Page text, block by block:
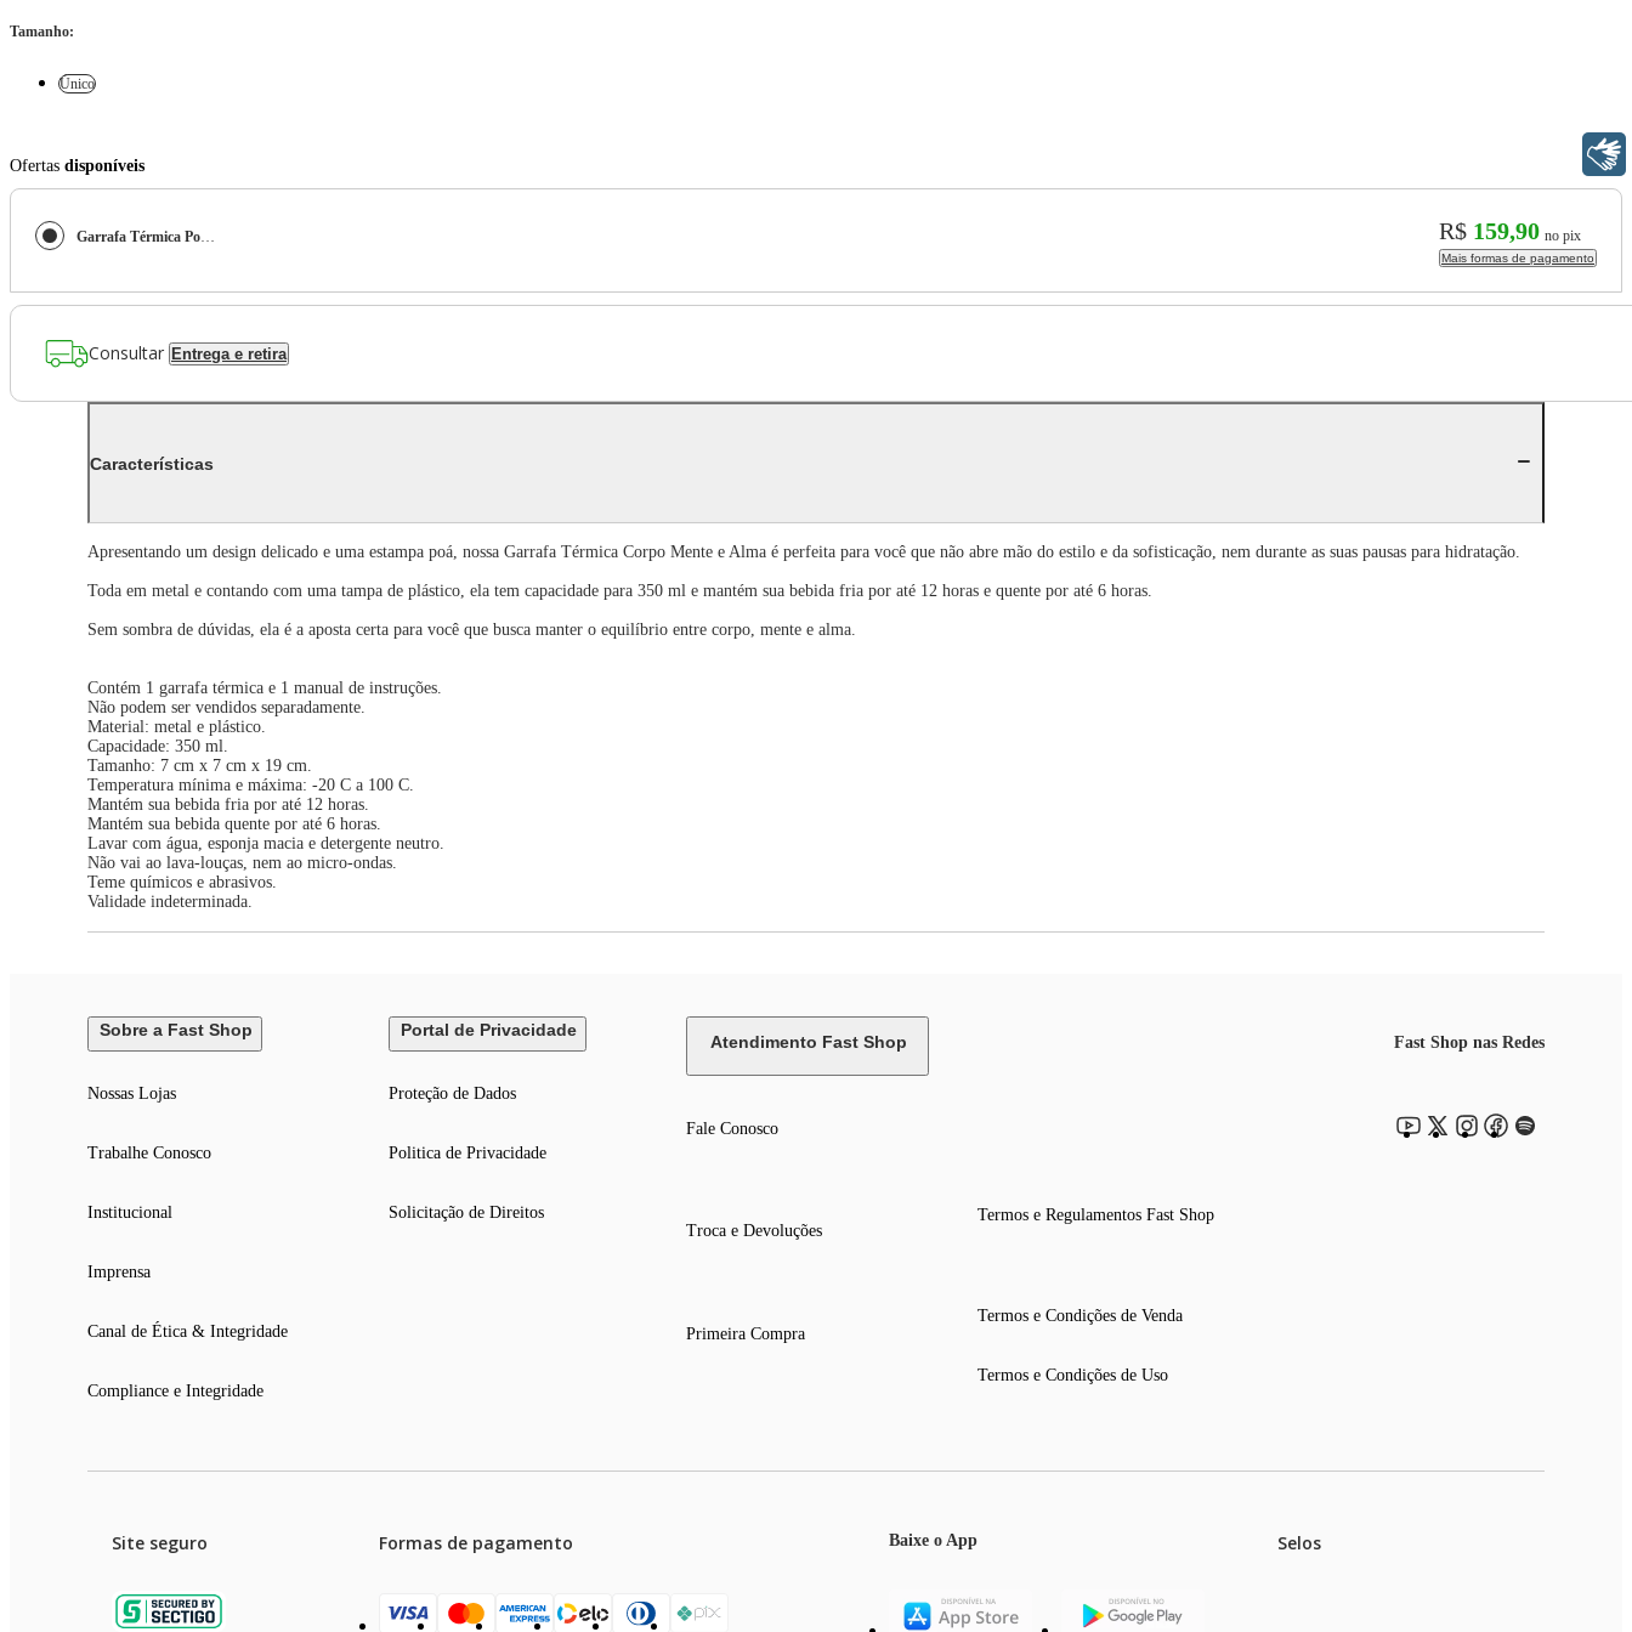
Tamanho:
Único
Ofertas disponíveis
Garrafa Térmica Poá Corpo Mente e Alma R$ 159,90 no pix
Mais formas de pagamento
Consultar Entrega e retira
Características
Apresentando um design delicado e uma estampa poá, nossa Garrafa Térmica Corpo Mente e Alma é perfeita para você que não abre mão do estilo e da sofisticação, nem durante as suas pausas para hidratação.
Toda em metal e contando com uma tampa de plástico, ela tem capacidade para 350 ml e mantém sua bebida fria por até 12 horas e quente por até 6 horas.
Sem sombra de dúvidas, ela é a aposta certa para você que busca manter o equilíbrio entre corpo, mente e alma.
Contém 1 garrafa térmica e 1 manual de instruções.
Não podem ser vendidos separadamente.
Material: metal e plástico.
Capacidade: 350 ml.
Tamanho: 7 cm x 7 cm x 19 cm.
Temperatura mínima e máxima: -20 C a 100 C.
Mantém sua bebida fria por até 12 horas.
Mantém sua bebida quente por até 6 horas.
Lavar com água, esponja macia e detergente neutro.
Não vai ao lava-louças, nem ao micro-ondas.
Teme químicos e abrasivos.
Validade indeterminada.
Sobre a Fast Shop
Nossas Lojas
Trabalhe Conosco
Institucional
Imprensa
Canal de Ética & Integridade
Compliance e Integridade
Portal de Privacidade
Proteção de Dados
Politica de Privacidade
Solicitação de Direitos
Atendimento Fast Shop
Fale Conosco
Troca e Devoluções
Primeira Compra
Termos e Regulamentos Fast Shop
Termos e Condições de Venda
Termos e Condições de Uso
Fast Shop nas Redes
Site seguro Formas de pagamento Baixe o App Selos